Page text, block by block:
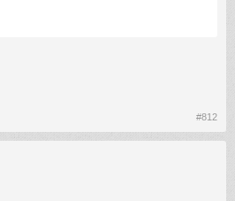
#812